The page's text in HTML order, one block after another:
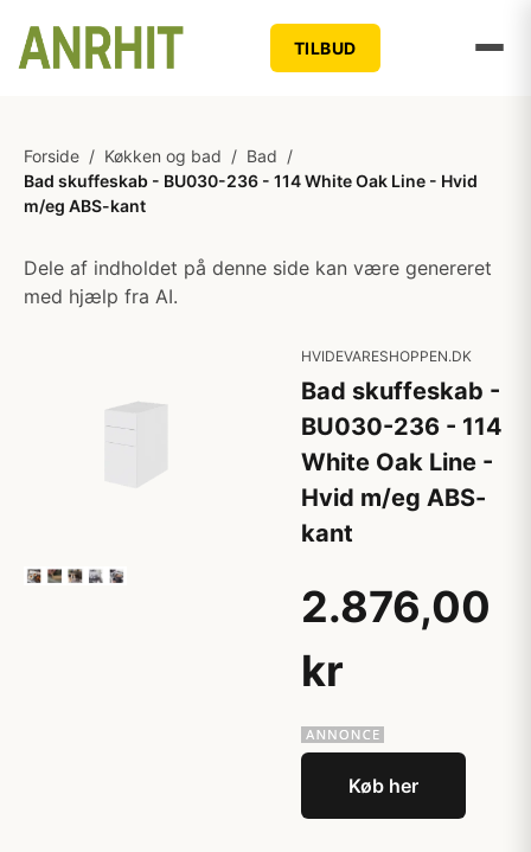
TILBUD
Forside / Køkken og bad / Bad /
Bad skuffeskab - BU030-236 - 114 White Oak Line - Hvid
m/eg ABS-kant
Dele af indholdet på denne side kan være genereret
med hjælp fra AI.
HVIDEVARESHOPPEN.DK
Bad skuffeskab -
BU030-236 - 114
White Oak Line -
Hvid m/eg ABS-
kant
2.876,00
kr
Køb her